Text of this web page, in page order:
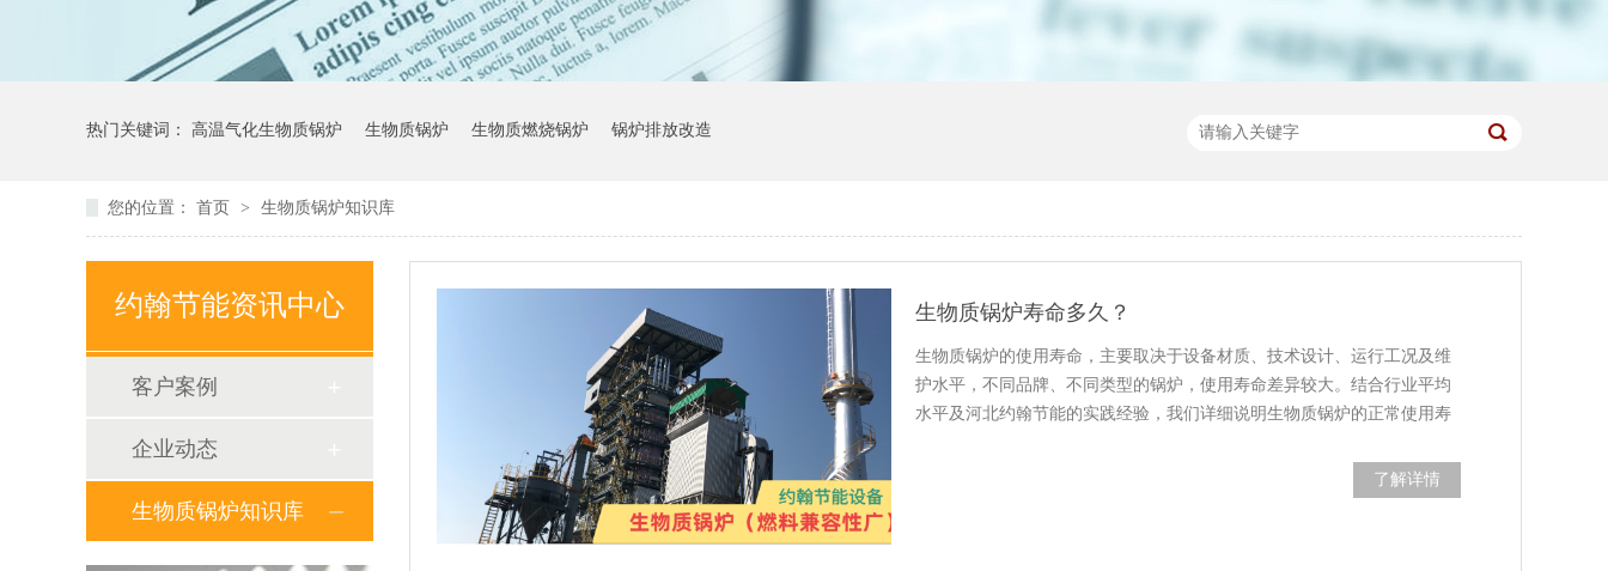
热门关键词： 高温气化生物质锅炉 生物质锅炉 生物质燃烧锅炉 锅炉排放改造
您的位置： 首页 > 生物质锅炉知识库
约翰节能资讯中心
客户案例
企业动态
生物质锅炉知识库
生物质锅炉寿命多久？
生物质锅炉的使用寿命，主要取决于设备材质、技术设计、运行工况及维
护水平，不同品牌、不同类型的锅炉，使用寿命差异较大。结合行业平均
水平及河北约翰节能的实践经验，我们详细说明生物质锅炉的正常使用寿
了解详情